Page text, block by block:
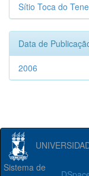
Sítio Toca do
Data de
2006
Sistema de